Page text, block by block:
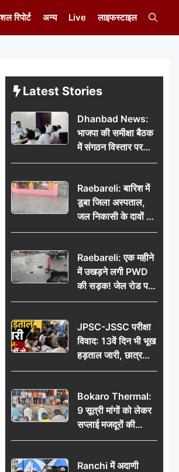
रिपोर्ट अन्य Live लाइफस्टाइल
Latest Stories
Dhanbad News:
भाजपा की समीक्षा बैठक
में संगठन विस्तार पर
मंथन, बीडीओ से
जनसमस्याओं का विवरण
Raebareli: बारिश में
डूबा जिला अस्पताल,
जल निकासी के दावों की
खुली पोल
Raebareli: एक महीने
में उखड़ने लगी PWD
की सड़क! जेल रोड पर
गड्ढे ने खोली निर्माण
की उठी मांग
JPSC-JSSC परीक्षा
विवाद: 13वें दिन भी भूख
हड़ताल जारी, छात्र
बोले- जांच नहीं तो
Bokaro Thermal:
9 सूत्री मांगों को लेकर
सप्लाई मजदूरों की
हुंकार, 12 अगस्त के
Ranchi में अदाणी